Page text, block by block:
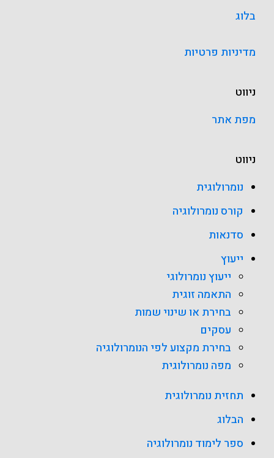
בלוג
מדיניות פרטיות
ניווט
מפת אתר
ניווט
נומרולוגית
קורס נומרולוגיה
סדנאות
ייעוץ
ייעוץ נומרולוגי
התאמה זוגית
בחירת או שינוי שמות
עסקים
בחירת מקצוע לפי הנומרולוגיה
מפה נומרולוגית
תחזית נומרולוגית
הבלוג
ספר לימוד נומרולוגיה